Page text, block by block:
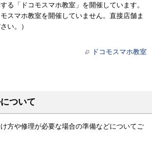
る「ドコモスマホ教室」を開催しています。
モスマホ教室を開催していません。直接店舗ま
い。）
ドコモスマホ教室
ついて
方や修理が必要な場合の準備などについてご